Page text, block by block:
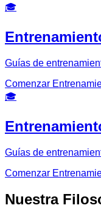
🎓
Guías de
Comenzar
🎓
Guías de
Comenzar
Nuestra